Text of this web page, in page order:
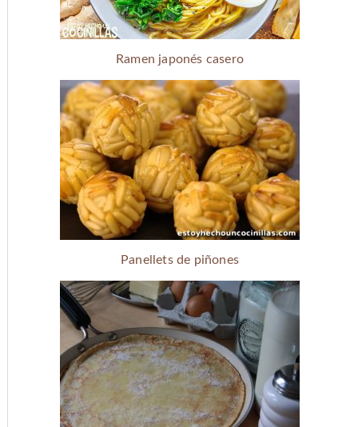
Ramen japonés casero
Panellets de piñones